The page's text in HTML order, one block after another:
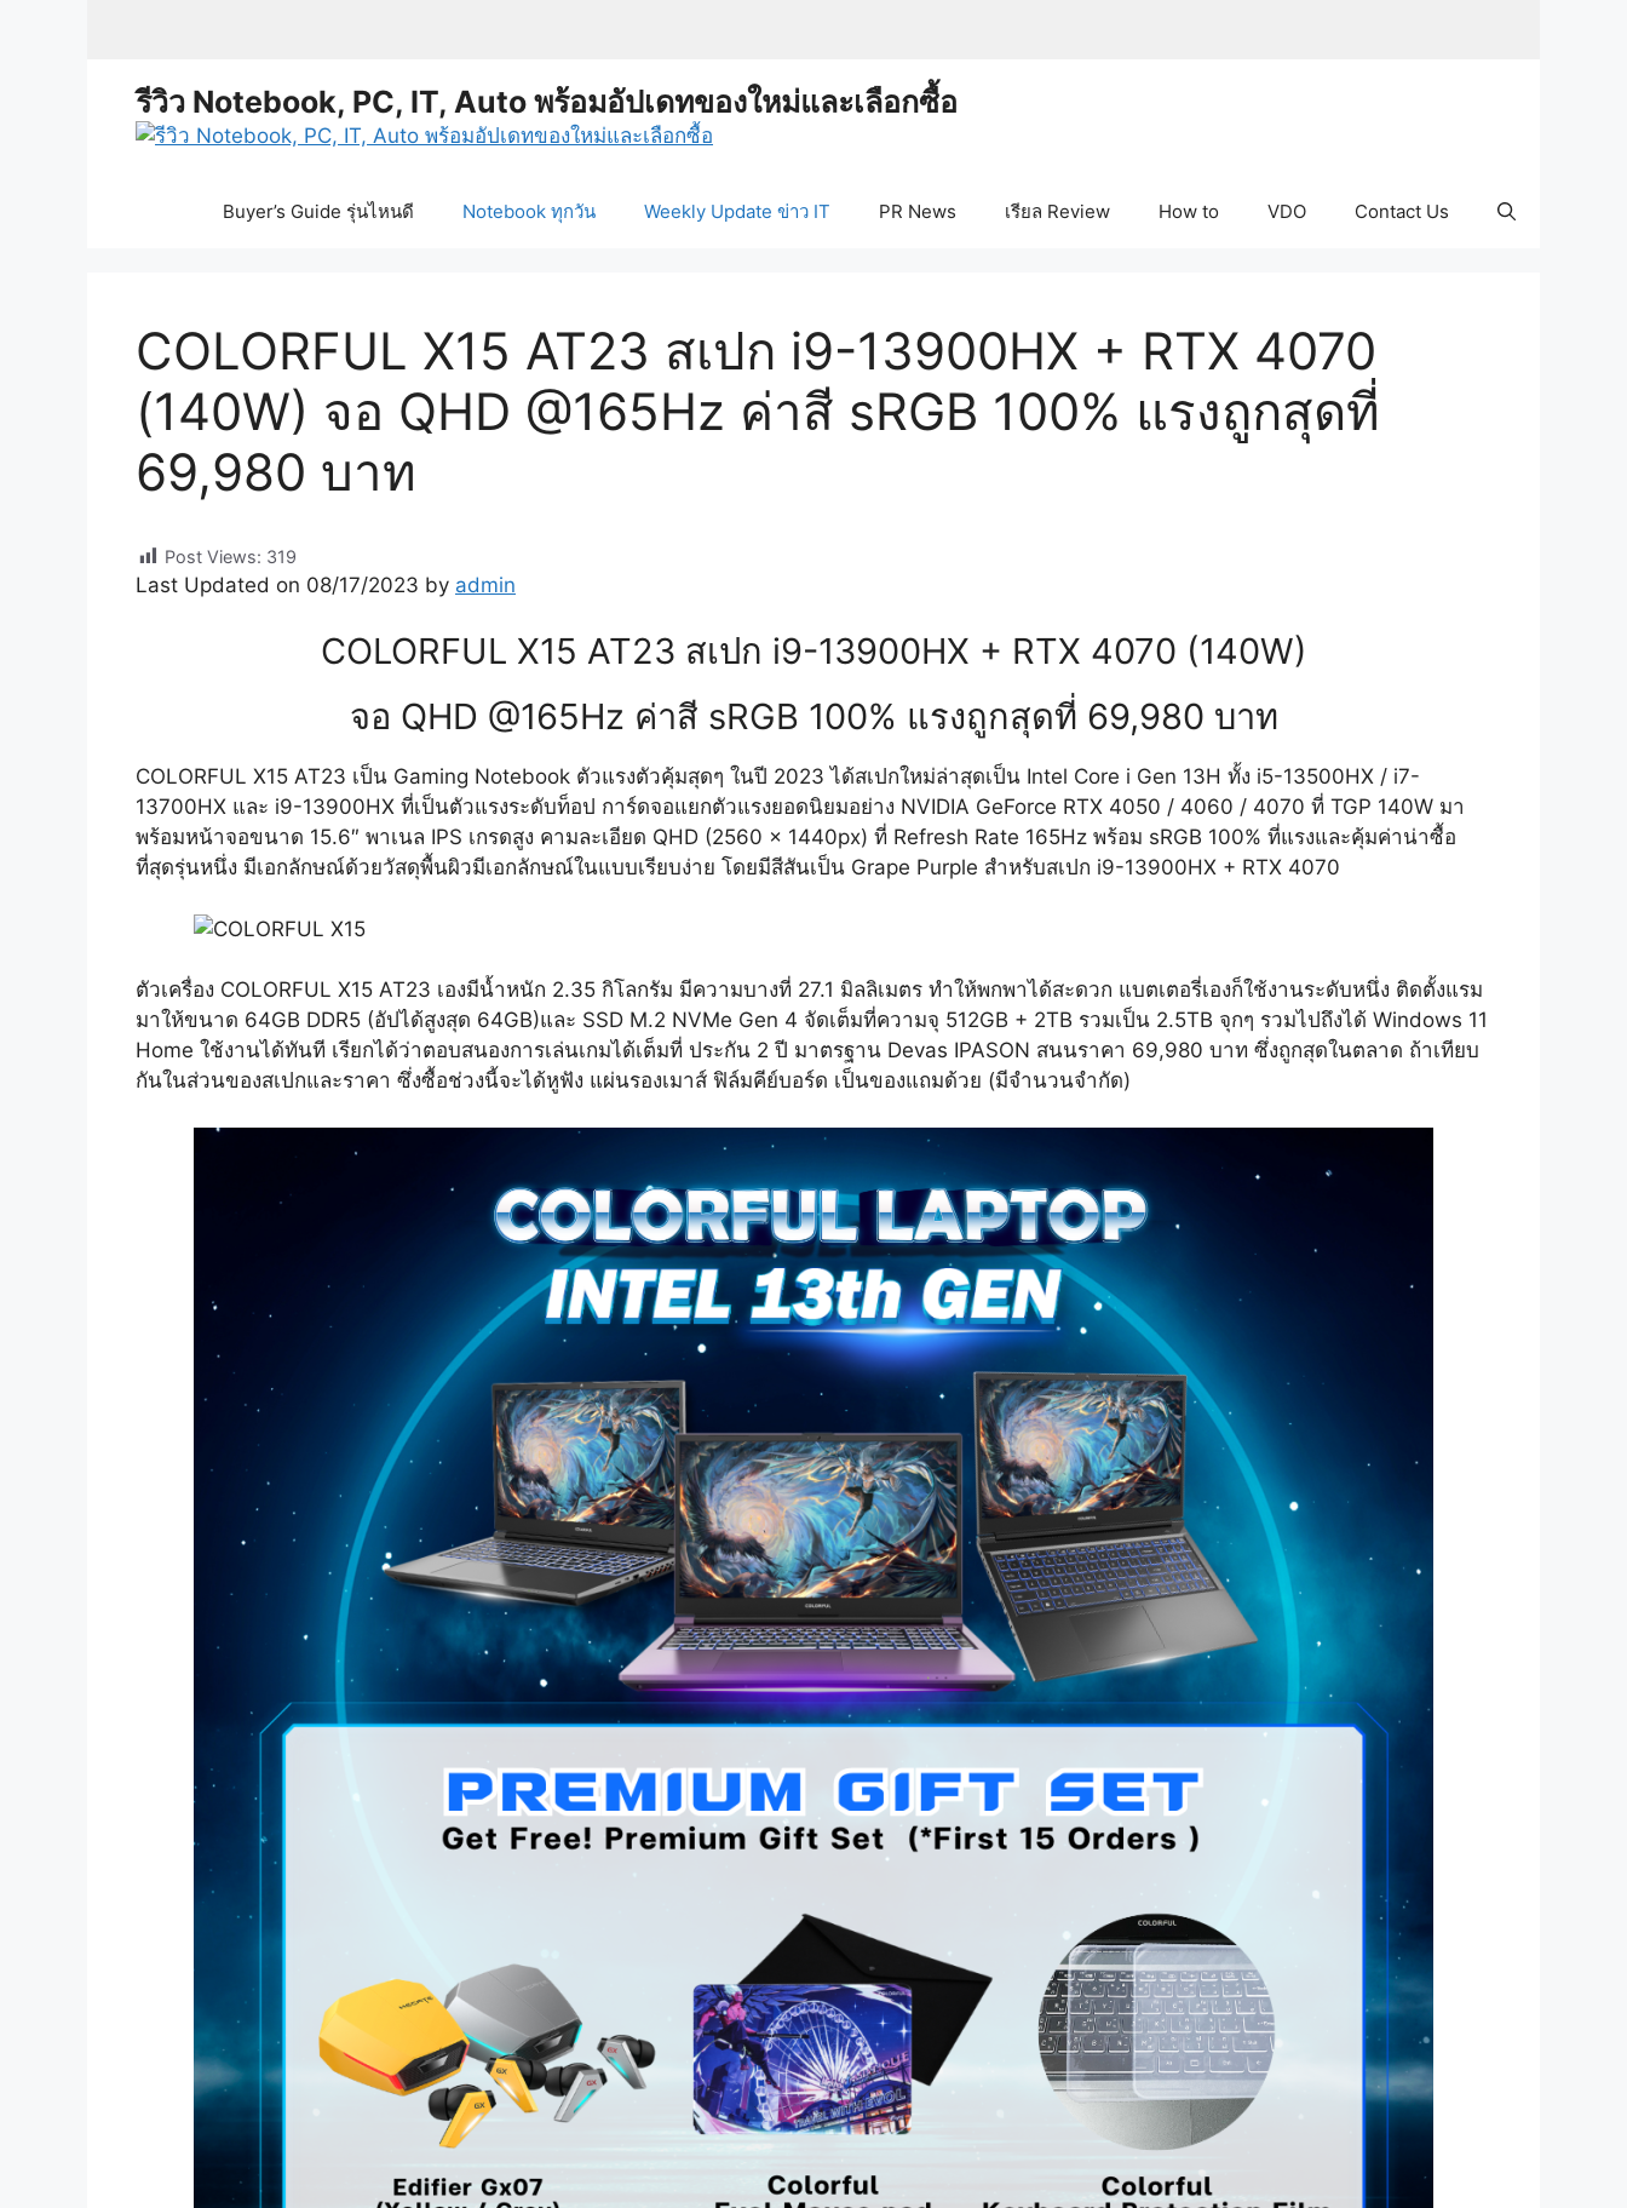
รีวิว Notebook, PC, IT, Auto พร้อมอัปเดทของใหม่และเลือกซื้อ
Buyer’s Guide รุ่นไหนดี Notebook ทุกวัน Weekly Update ข่าว IT PR News เรียล Review How to VDO Contact Us
COLORFUL X15 AT23 สเปก i9-13900HX + RTX 4070
(140W) จอ QHD @165Hz ค่าสี sRGB 100% แรงถูกสุดที่
69,980 บาท
Post Views: 319
Last Updated on 08/17/2023 by admin
COLORFUL X15 AT23 สเปก i9-13900HX + RTX 4070 (140W)
จอ QHD @165Hz ค่าสี sRGB 100% แรงถูกสุดที่ 69,980 บาท
COLORFUL X15 AT23 เป็น Gaming Notebook ตัวแรงตัวคุ้มสุดๆ ในปี 2023 ได้สเปกใหม่ล่าสุดเป็น Intel Core i Gen 13H ทั้ง i5-13500HX / i7-
13700HX และ i9-13900HX ที่เป็นตัวแรงระดับท็อป การ์ดจอแยกตัวแรงยอดนิยมอย่าง NVIDIA GeForce RTX 4050 / 4060 / 4070 ที่ TGP 140W มา
พร้อมหน้าจอขนาด 15.6″ พาเนล IPS เกรดสูง คามละเอียด QHD (2560 x 1440px) ที่ Refresh Rate 165Hz พร้อม sRGB 100% ที่แรงและคุ้มค่าน่าซื้อ
ที่สุดรุ่นหนึ่ง มีเอกลักษณ์ด้วยวัสดุพื้นผิวมีเอกลักษณ์ในแบบเรียบง่าย โดยมีสีสันเป็น Grape Purple สำหรับสเปก i9-13900HX + RTX 4070
ตัวเครื่อง COLORFUL X15 AT23 เองมีน้ำหนัก 2.35 กิโลกรัม มีความบางที่ 27.1 มิลลิเมตร ทำให้พกพาได้สะดวก แบตเตอรี่เองก็ใช้งานระดับหนึ่ง ติดตั้งแรม
มาให้ขนาด 64GB DDR5 (อัปได้สูงสุด 64GB)และ SSD M.2 NVMe Gen 4 จัดเต็มที่ความจุ 512GB + 2TB รวมเป็น 2.5TB จุกๆ รวมไปถึงได้ Windows 11
Home ใช้งานได้ทันที เรียกได้ว่าตอบสนองการเล่นเกมได้เต็มที่ ประกัน 2 ปี มาตรฐาน Devas IPASON สนนราคา 69,980 บาท ซึ่งถูกสุดในตลาด ถ้าเทียบ
กันในส่วนของสเปกและราคา ซึ่งซื้อช่วงนี้จะได้หูฟัง แผ่นรองเมาส์ ฟิล์มคีย์บอร์ด เป็นของแถมด้วย (มีจำนวนจำกัด)